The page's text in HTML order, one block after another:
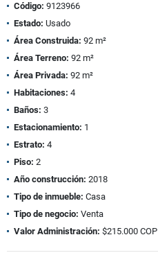
Código: 9123966
Estado: Usado
Área Construida: 92 m²
Área Terreno: 92 m²
Área Privada: 92 m²
Habitaciones: 4
Baños: 3
Estacionamiento: 1
Estrato: 4
Piso: 2
Año construcción: 2018
Tipo de inmueble: Casa
Tipo de negocio: Venta
Valor Administración: $215.000 COP